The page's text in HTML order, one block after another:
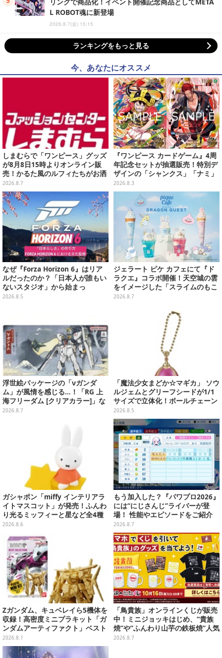
L ROBOT魂に新登場
2026.8.7(金) 15:15
ランキングをもっと見る
今、あなたにオススメ
しまむらで「ワンピース」グッズ
が8月8日15時よりオンライン販
売！かるた風のルフィたちがお洒
落なバッグや、チョッパーが可愛
いサンダルも
2026.8.7
『ワンピース カードゲーム』4周
年記念セットが抽選販売！特別デ
ザインの「シャンクス」「ナミ」
など9枚のプロモカードを収録
2026.8.3
なぜ『Forza Horizon 6』はリア
ルだったのか？「日本人が誰もい
ないスタジオ」から始まっ
た、“生活感のある日本"の作り方
2026.8.5
ジェラート ピケ カフェにて『ド
ラクエ』コラボ開催！天空城の雲
をイメージした「スライムのもこ
もこ天空クレープ」などを提供
2026.8.7
浮世絵パッケージの「νガンダ
ム」が風情を感じる…！「RG 上
海フリーダム [クリアカラー]」な
どガンプラ2商品が8月順次発売
2026.8.7
「魔法少女まどか☆マギカ」 ソウ
ルジェムとグリーフシードが1/1
サイズで立体化！ボールチェーン
を外せばフィギュアとして飾れる
ガシャポン全6種
2026.8.5
ガシャポン「miffy インテリアラ
イトマスコット」が発売！ふんわ
り光るミッフィーと星など全4種
ラインナップ
2026.8.6
もう加入した？『パワプロ2026』
には“にじさんじ”ライバーが登
場！ 性能やエピソードをご紹介
2026.8.7
Zガンダム、キュベレイら5機体を
収録！高密度ミニプラキット「ガ
ンダムアーティファクト」ベスト
セレクションが10月発売
2026.8.1
「鳥貴族」オンラインくじが販売
中！ミニジョッキはじめ、“貴族
焼”や”ふんわり山芋の鉄板焼”人気
メニューTシャツなどラインナッ
2026.8.7